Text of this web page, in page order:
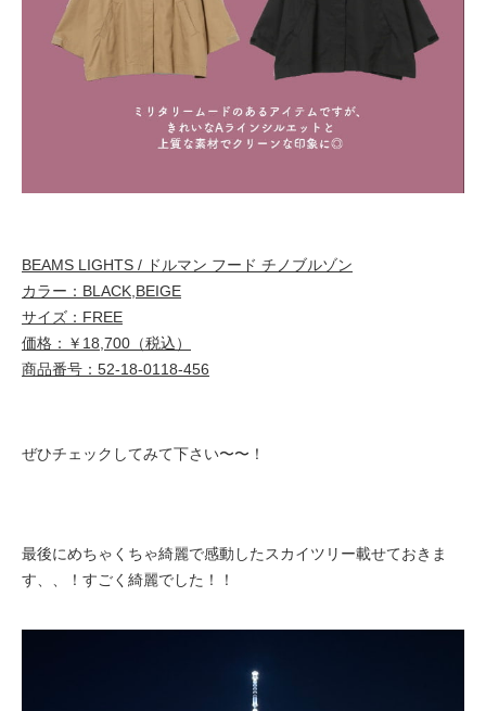
BEAMS LIGHTS / ドルマン フード チノブルゾン
カラー：BLACK,BEIGE
サイズ：FREE
価格：￥18,700（税込）
商品番号：52-18-0118-456
ぜひチェックしてみて下さい〜〜！
最後にめちゃくちゃ綺麗で感動したスカイツリー載せておきま
す、、！すごく綺麗でした！！